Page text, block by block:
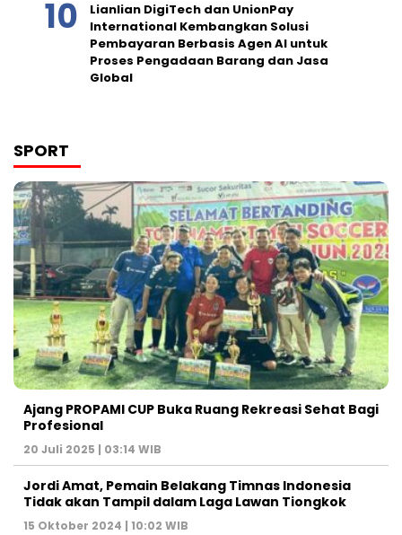
Lianlian DigiTech dan UnionPay
International Kembangkan Solusi
Pembayaran Berbasis Agen AI untuk
Proses Pengadaan Barang dan Jasa
Global
SPORT
Ajang PROPAMI CUP Buka Ruang Rekreasi Sehat Bagi
Profesional
20 Juli 2025 | 03:14 WIB
Jordi Amat, Pemain Belakang Timnas Indonesia
Tidak akan Tampil dalam Laga Lawan Tiongkok
15 Oktober 2024 | 10:02 WIB